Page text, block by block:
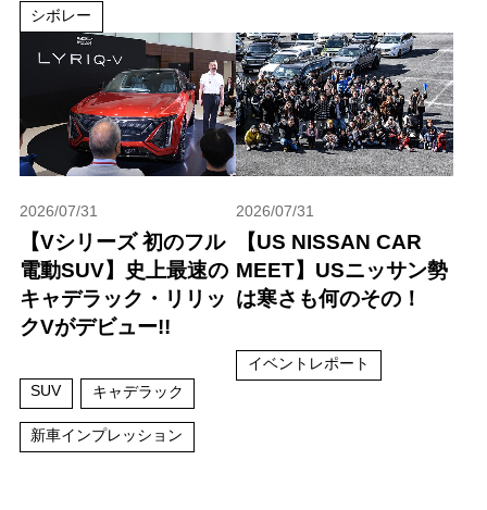
シボレー
2026/07/31
【Vシリーズ 初のフル
電動SUV】史上最速の
キャデラック・リリッ
クVがデビュー!!
SUV キャデラック
新車インプレッション
2026/07/31
【US NISSAN CAR
MEET】USニッサン勢
は寒さも何のその！
イベントレポート